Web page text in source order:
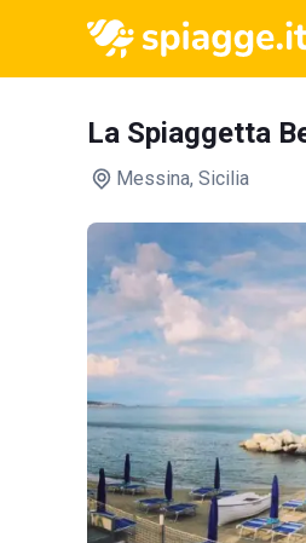
La Spiaggetta
Messina, Sicilia